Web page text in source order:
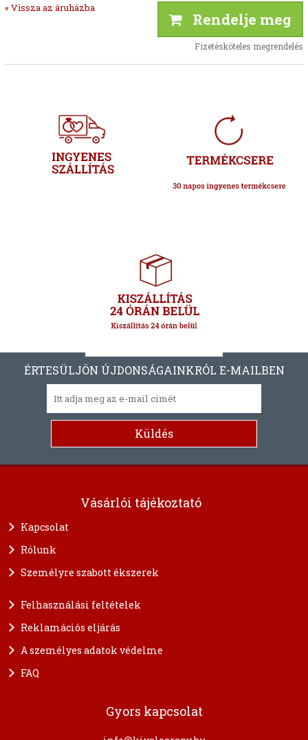
« Vissza az áruházba
Rendelje meg
Fizetésköteles megrendelés
ÉRTESÜLJÖN ÚJDONSÁGAINKRÓL E-MAILBEN
Vásárlói tájékoztató
Kapcsolat
Rólunk
Személyre szabott ékszerek
Felhasználási feltételek
Reklamációs eljárás
A személyes adatok védelme
FAQ
Gyors kapcsolat